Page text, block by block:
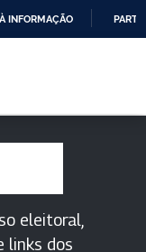
INFORMAÇÃO
eleitoral,
links dos